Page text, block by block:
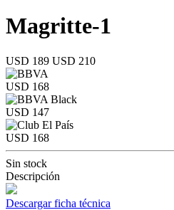
Magritte-1
USD 189 USD 210
USD 168
USD 147
USD 168
Sin stock
Descripción
Descargar ficha técnica